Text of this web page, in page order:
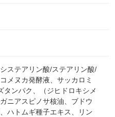
ステアリン酸/ステアリン酸/
メヌカ発酵液、サッカロミ
ンパク、（ジヒドロキシメ
ニアスピノサ核油、ブドウ
ハトムギ種子エキス、リン